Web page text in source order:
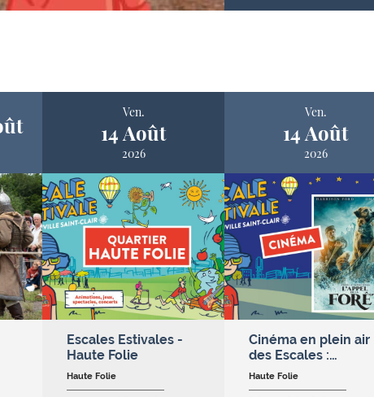
Ven.
14 Août
2026
Escales Estivales -
Haute Folie
Haute Folie
Ven.
14 Août
2026
Cinéma en plein air
des Escales :…
Haute Folie